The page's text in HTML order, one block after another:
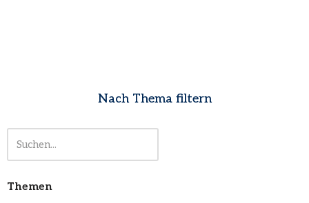
Nach Thema filtern
Themen